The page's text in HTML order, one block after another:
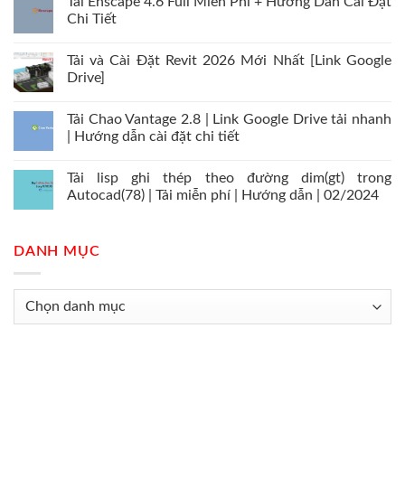
Chi Tiết
Tải và Cài Đặt Revit 2026 Mới Nhất [Link Google
Drive]
Tải Chao Vantage 2.8 | Link Google Drive tải nhanh
| Hướng dẫn cài đặt chi tiết
Tải lisp ghi thép theo đường dim(gt) trong
Autocad(78) | Tải miễn phí | Hướng dẫn | 02/2024
DANH MỤC
Danh